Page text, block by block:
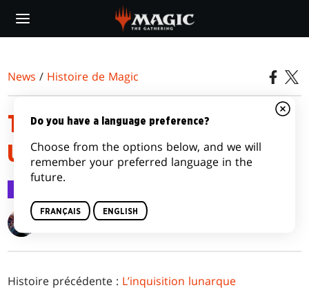
main
News / Histoire de Magic
TOUTES LES HISTOIRES ONT
UNE FIN
Nik Davidson
Histoire précédente : L’inquisition lunarque
Do you have a language preference?
Choose from the options below, and we will
remember your preferred language in the
future.
FRANÇAIS ENGLISH